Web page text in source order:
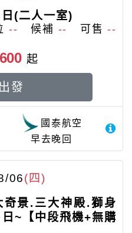
(二人一室)
-- 候補 -- 可售--
國泰航空
早去晚回
起
發
06(四)
景.三大神殿.獅身
~【中段飛機+無購